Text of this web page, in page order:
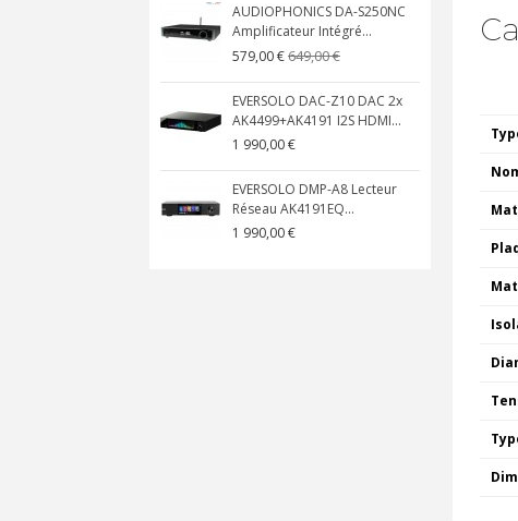
AUDIOPHONICS DA-S250NC
Amplificateur Intégré...
579,00 €649,00 €
EVERSOLO DAC-Z10 DAC 2x
AK4499+AK4191 I2S HDMI...
1 990,00 €
EVERSOLO DMP-A8 Lecteur
Réseau AK4191EQ...
1 990,00 €
1